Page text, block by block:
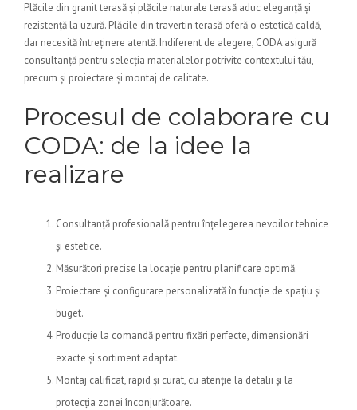
Plăcile din granit terasă și plăcile naturale terasă aduc eleganță și
rezistență la uzură. Plăcile din travertin terasă oferă o estetică caldă,
dar necesită întreținere atentă. Indiferent de alegere, CODA asigură
consultanță pentru selecția materialelor potrivite contextului tău,
precum și proiectare și montaj de calitate.
Procesul de colaborare cu
CODA: de la idee la
realizare
Consultanță profesională pentru înțelegerea nevoilor tehnice
și estetice.
Măsurători precise la locație pentru planificare optimă.
Proiectare și configurare personalizată în funcție de spațiu și
buget.
Producție la comandă pentru fixări perfecte, dimensionări
exacte și sortiment adaptat.
Montaj calificat, rapid și curat, cu atenție la detalii și la
protecția zonei înconjurătoare.